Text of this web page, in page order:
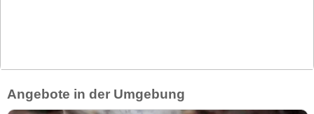
Angebote in der Umgebung